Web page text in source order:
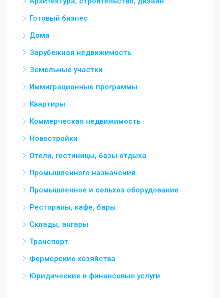
Готовый бизнес
Дома
Зарубежная недвижимость
Земельные участки
Иммиграционные программы
Квартиры
Коммерческая недвижимость
Новостройки
Отели, гостиницы, базы отдыха
Промышленного назначения
Промышленное и сельхоз оборудование
Рестораны, кафе, бары
Склады, ангары
Транспорт
Фермерские хозяйства
Юридические и финансовые услуги